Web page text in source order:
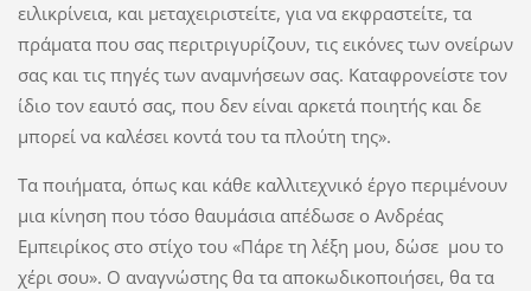
ειλικρίνεια, και μεταχειριστείτε, για να εκφραστείτε, τα
πράματα που σας περιτριγυρίζουν, τις εικόνες των ονείρων
σας και τις πηγές των αναμνήσεων σας. Καταφρονείστε τον
ίδιο τον εαυτό σας, που δεν είναι αρκετά ποιητής και δε
μπορεί να καλέσει κοντά του τα πλούτη της».
Τα ποιήματα, όπως και κάθε καλλιτεχνικό έργο περιμένουν
μια κίνηση που τόσο θαυμάσια απέδωσε ο Ανδρέας
Εμπειρίκος στο στίχο του «Πάρε τη λέξη μου, δώσε μου το
χέρι σου». Ο αναγνώστης θα τα αποκωδικοποιήσει, θα τα